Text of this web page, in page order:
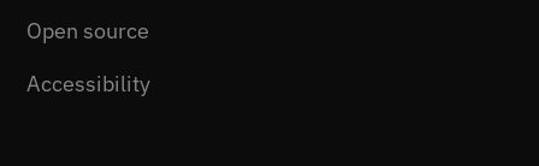
Open source
Accessibility